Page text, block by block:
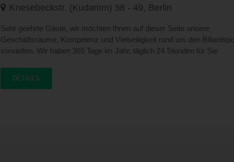
die mehrmals im Jahr neu bezogen werden. Weiterhin stellen wir Ihnen
Tunier Darts, Kicker und Flipper sowie Touchscreen Geräte zur
Verfügung. Bei schönem Wetter können Sie in unserem Biergarten
eine Berliner Weiße, einen Cocktail oder einen Eisbecher genießen. Auf
unseren TV Großbildschirmen werden immer die aktuellen
Sportereignisse auf SKY live übertragen. Wir freuen uns auf Ihren
Besuch... Info- und Reservierungshotline 030/88 33 912
Knesebeckstr. (Kudamm) 38 - 49, Berlin
Sehr geehrte Gäste, wir möchten Ihnen auf dieser Seite unsere
Geschäftsräume, Kompetenz und Vielseitigkeit rund um den
vorstellen. Wir haben 365 Tage im Jahr, täglich 24 Stunden für Sie
DETAILS